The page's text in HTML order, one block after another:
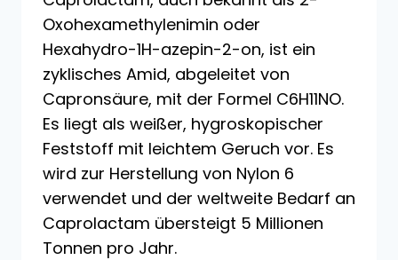
Oxohexamethylenimin oder
Hexahydro-1H-azepin-2-on, ist ein
zyklisches Amid, abgeleitet von
Capronsäure, mit der Formel C6H11NO.
Es liegt als weißer, hygroskopischer
Feststoff mit leichtem Geruch vor. Es
wird zur Herstellung von Nylon 6
verwendet und der weltweite Bedarf an
Caprolactam übersteigt 5 Millionen
Tonnen pro Jahr.